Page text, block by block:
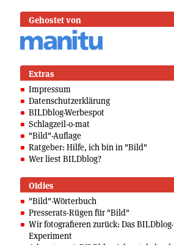
Gehostet von
Extras
Impressum
Datenschutzerklärung
BILDblog-Werbespot
Schlagzeil-o-mat
"Bild"-Auflage
Ratgeber: Hilfe, ich bin in "Bild"
Wer liest BILDblog?
Oldies
"Bild"-Wörterbuch
Presserats-Rügen für "Bild"
Wir fotografieren zurück: Das BILDblog-
Experiment